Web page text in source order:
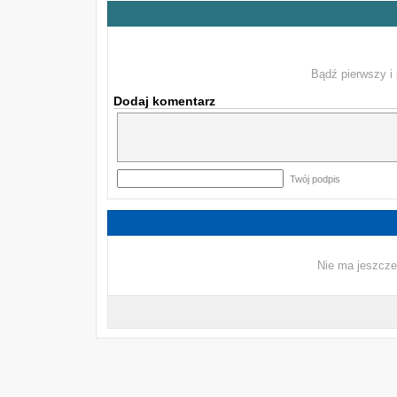
Bądź pierwszy i
Dodaj komentarz
Twój podpis
Nie ma